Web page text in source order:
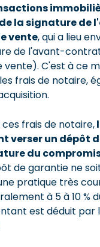
la signature de
vente, qui a lieu
de l'avant-
vente). C'est à ce
frais de notaire,
frais de notaire,
verser un dépôt
du
de garantie ne
pratique très
à 5 à 10 %
est déduit par